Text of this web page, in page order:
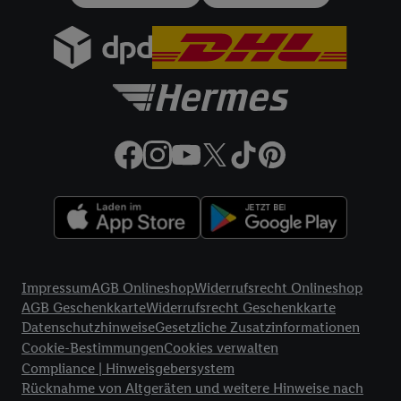
ImpressumAGB OnlineshopWiderrufsrecht Onlineshop
AGB GeschenkkarteWiderrufsrecht Geschenkkarte
DatenschutzhinweiseGesetzliche Zusatzinformationen
Cookie-BestimmungenCookies verwalten
Compliance | Hinweisgebersystem
Rücknahme von Altgeräten und weitere Hinweise nach
Zudem erlauben Sie uns, der Utiq SA/NV („Utiq“) und
IhremTelekommunikationsnetzbetreiber, die Utiq-Technologie
in den Lidl-Diensten einzusetzen. Utiq prüft zunächst anhand
Ihrer IP-Adresse, ob die Technologie für Sie verfügbar ist.
Netzbetreiber weiter, der anhand der IP-Adresse und einer
Kundenkonto-Referenz, wie z.B. Ihrer Mobilfunknummer, eine
verwenden, um Sie wiederzuerkennen und Erkenntnisse über
Ihr Nutzungsverhalten in den Lidl-Diensten zu erfassen.
werden, damit wir Ihnen dort personalisierte Werbung
ausspielen können. Sie können Ihre Einwilligung speziell zur
Nutzung der Utiq-Technologie - zusätzlich zur weiter unten
erläuterten Möglichkeit, Ihre Einwilligung generell zu
widerrufen - jederzeit auch überdas Datenschutzportal von